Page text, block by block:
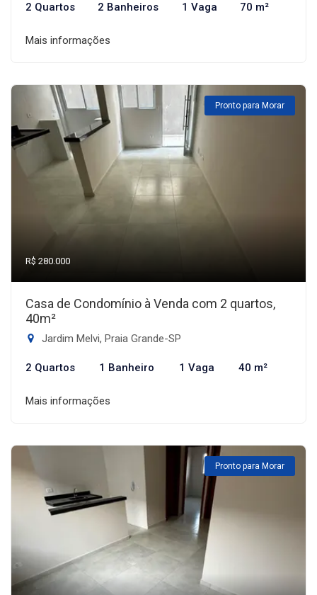
2 Quartos 2 Banheiros 1 Vaga 70 m²
Mais informações
Pronto para Morar
R$ 280.000
Casa de Condomínio à Venda com 2 quartos,
40m²
Jardim Melvi, Praia Grande-SP
2 Quartos 1 Banheiro 1 Vaga 40 m²
Mais informações
Pronto para Morar